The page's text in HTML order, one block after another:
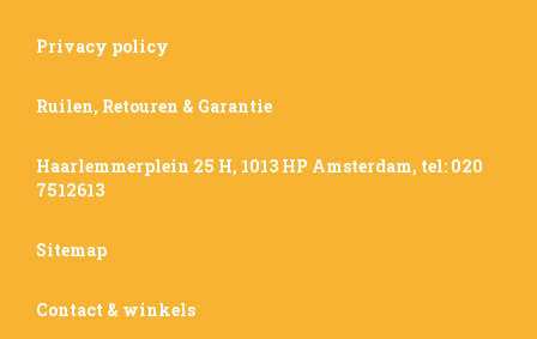
Privacy policy
Ruilen, Retouren & Garantie
Haarlemmerplein 25 H, 1013 HP Amsterdam, tel: 020
7512613
Sitemap
Contact & winkels